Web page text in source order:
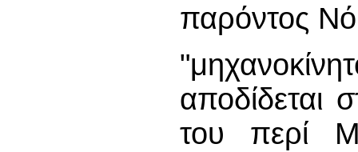
παρόντος
του περί